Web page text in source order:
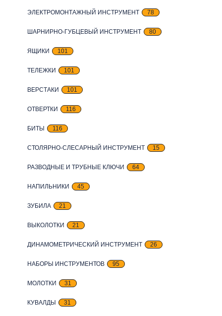
ЭЛЕКТРОМОНТАЖНЫЙ ИНСТРУМЕНТ 78
ШАРНИРНО-ГУБЦЕВЫЙ ИНСТРУМЕНТ 80
ЯЩИКИ 101
ТЕЛЕЖКИ 101
ВЕРСТАКИ 101
ОТВЕРТКИ 116
БИТЫ 116
СТОЛЯРНО-СЛЕСАРНЫЙ ИНСТРУМЕНТ 15
РАЗВОДНЫЕ И ТРУБНЫЕ КЛЮЧИ 64
НАПИЛЬНИКИ 45
ЗУБИЛА 21
ВЫКОЛОТКИ 21
ДИНАМОМЕТРИЧЕСКИЙ ИНСТРУМЕНТ 26
НАБОРЫ ИНСТРУМЕНТОВ 95
МОЛОТКИ 31
КУВАЛДЫ 31